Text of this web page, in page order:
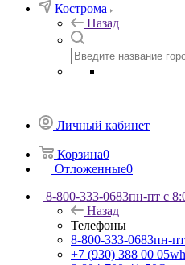
Кострома
Назад
Личный кабинет
Корзина0
Отложенные0
8-800-333-0683пн-пт с
Назад
Телефоны
8-800-333-0683пн-
+7 (930) 388 00 05